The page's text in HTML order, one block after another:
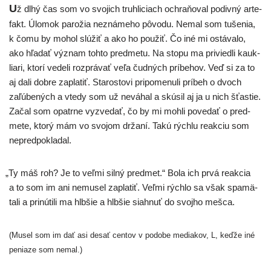
Už dlhý čas som vo svo­jich truh­li­ciach ochra­ňo­val podiv­ný arte­
fakt. Úlomok paro­žia nezná­me­ho pôvo­du. Nemal som tuše­nia,
k čomu by mohol slú­žiť a ako ho pou­žiť. Čo iné mi ostá­va­lo,
ako hľa­dať význam toh­to pred­me­tu. Na sto­pu ma pri­vied­li kauk­
lia­ri, kto­rí vede­li roz­prá­vať veľa čud­ných prí­be­hov. Veď si za to
aj dali dob­re zapla­tiť. Starostovi pri­po­me­nu­li prí­beh o dvoch
zaľú­be­ných a vte­dy som už nevá­hal a skú­sil aj ja u nich šťas­tie.
Začal som opatr­ne vyzve­dať, čo by mi moh­li pove­dať o pred­
me­te, kto­rý mám vo svo­jom drža­ní. Takú rých­lu reak­ciu som
nepredpokladal.
„Ty máš roh? Je to veľ­mi sil­ný pred­met.“ Bola ich prvá reak­cia
a to som im ani nemu­sel zapla­tiť. Veľmi rých­lo sa však spa­mä­
ta­li a pri­nú­ti­li ma hlb­šie a hlb­šie siah­nuť do svoj­ho mešca.
(Musel som im dať asi desať cen­tov v podo­be media­kov, L, keď­že iné
penia­ze som nemal.)